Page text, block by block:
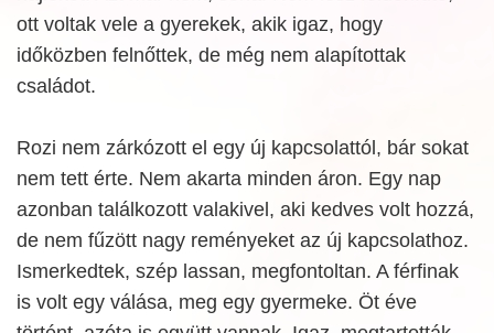
ott voltak vele a gyerekek, akik igaz, hogy
időközben felnőttek, de még nem alapítottak
családot.
Rozi nem zárkózott el egy új kapcsolattól, bár sokat
nem tett érte. Nem akarta minden áron. Egy nap
azonban találkozott valakivel, aki kedves volt hozzá,
de nem fűzött nagy reményeket az új kapcsolathoz.
Ismerkedtek, szép lassan, megfontoltan. A férfinak
is volt egy válása, meg egy gyermeke. Öt éve